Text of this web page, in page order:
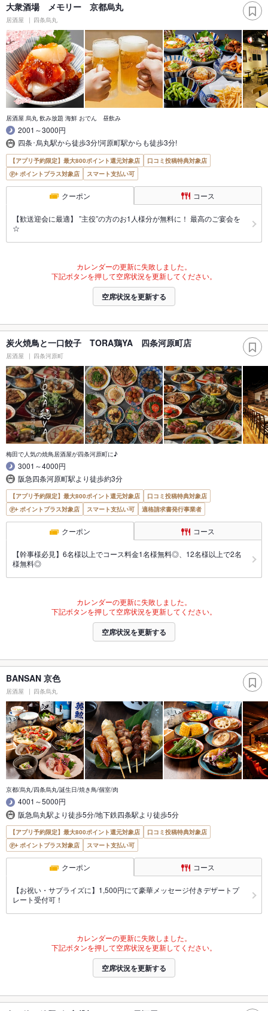
大衆酒場 メモリー 京都烏丸
居酒屋 四条烏丸
居酒屋 烏丸 飲み放題 海鮮 おでん 昼飲み
2001～3000円
四条･烏丸駅から徒歩3分!河原町駅からも徒歩3分!
【アプリ予約限定】最大800ポイント還元対象店
口コミ投稿特典対象店
ポイントプラス対象店
スマート支払い可
クーポン コース
【歓送迎会に最適】 ”主役”の方のお1人様分が無料に！ 最高のご宴会を
☆
カレンダーの更新に失敗しました。
下記ボタンを押して空席状況を更新してください。
空席状況を更新する
炭火焼鳥と一口餃子 TORA鶏YA 四条河原町店
居酒屋 四条河原町
梅田で人気の焼鳥居酒屋が四条河原町に♪
3001～4000円
阪急四条河原町駅より徒歩約3分
【アプリ予約限定】最大800ポイント還元対象店
口コミ投稿特典対象店
ポイントプラス対象店
スマート支払い可 適格請求書発行事業者
クーポン コース
【幹事様必見】6名様以上でコース料金1名様無料◎、12名様以上で2名
様無料◎
カレンダーの更新に失敗しました。
下記ボタンを押して空席状況を更新してください。
空席状況を更新する
BANSAN 京色
居酒屋 四条烏丸
京都/烏丸/四条烏丸/誕生日/焼き鳥/個室/肉
4001～5000円
阪急烏丸駅より徒歩5分/地下鉄四条駅より徒歩5分
【アプリ予約限定】最大800ポイント還元対象店
口コミ投稿特典対象店
ポイントプラス対象店
スマート支払い可
クーポン コース
【お祝い・サプライズに】1,500円にて豪華メッセージ付きデザートプ
レート受付可！
カレンダーの更新に失敗しました。
下記ボタンを押して空席状況を更新してください。
空席状況を更新する